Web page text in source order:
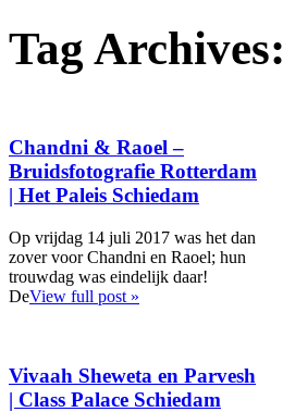
Tag Archives:
Chandni & Raoel –
Bruidsfotografie Rotterdam
| Het Paleis Schiedam
Op vrijdag 14 juli 2017 was het dan
zover voor Chandni en Raoel; hun
trouwdag was eindelijk daar!
DeView full post »
Vivaah Sheweta en Parvesh
| Class Palace Schiedam